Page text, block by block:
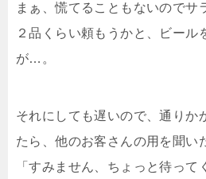
まぁ、慌てることもないのでサ
２品くらい頼もうかと、ビール
が…。
それにしても遅いので、通りか
たら、他のお客さんの用を聞い
「すみません、ちょっと待って